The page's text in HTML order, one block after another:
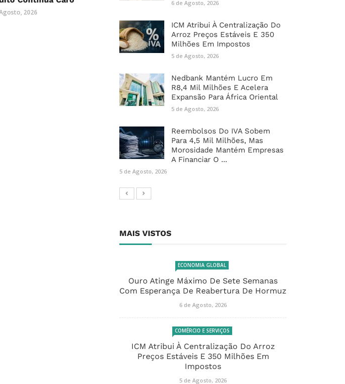
2026
6 de Agosto, 2026
ICM Atribui À Centralização Do
Arroz Preços Estáveis E 350
Milhões Em Impostos
5 de Agosto, 2026
Nedbank Mantém Lucro Em
R8,4 Mil Milhões E Acelera
Expansão Para África Oriental
5 de Agosto, 2026
Reembolsos Do IVA Sobem
Para 4,5 Mil Milhões, Mas
Morosidade Mantém Empresas
A Financiar O ...
5 de Agosto, 2026
MAIS VISTOS
ECONOMIA GLOBAL
Ouro Atinge Máximo De Sete Semanas
Com Esperança De Reabertura De Hormuz
6 de Agosto, 2026
COMÉRCIO E SERVIÇOS
ICM Atribui À Centralização Do Arroz
Preços Estáveis E 350 Milhões Em
Impostos
5 de Agosto, 2026